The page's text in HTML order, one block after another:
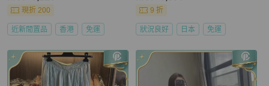
現折 200
近新閒置品 香港 免運
9 折
狀況良好 日本 免運